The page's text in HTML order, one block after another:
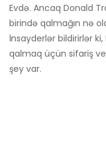
Evdə. Ancaq Donald
birində qalmağın nə
İnsayderlər bildirirlər
qalmaq üçün sifariş
şey var.